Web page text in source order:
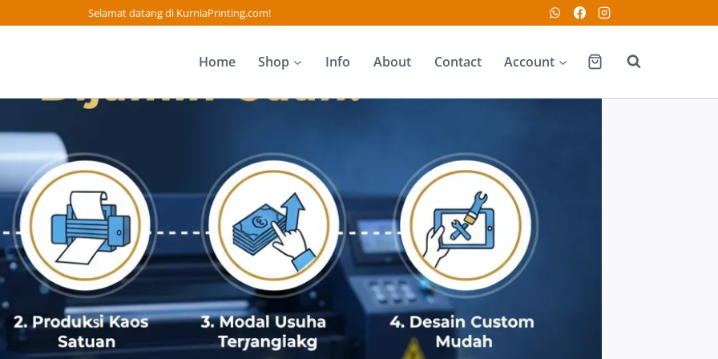
Selamat datang di KurniaPrinting.com!
Home Shop Info About Contact Account